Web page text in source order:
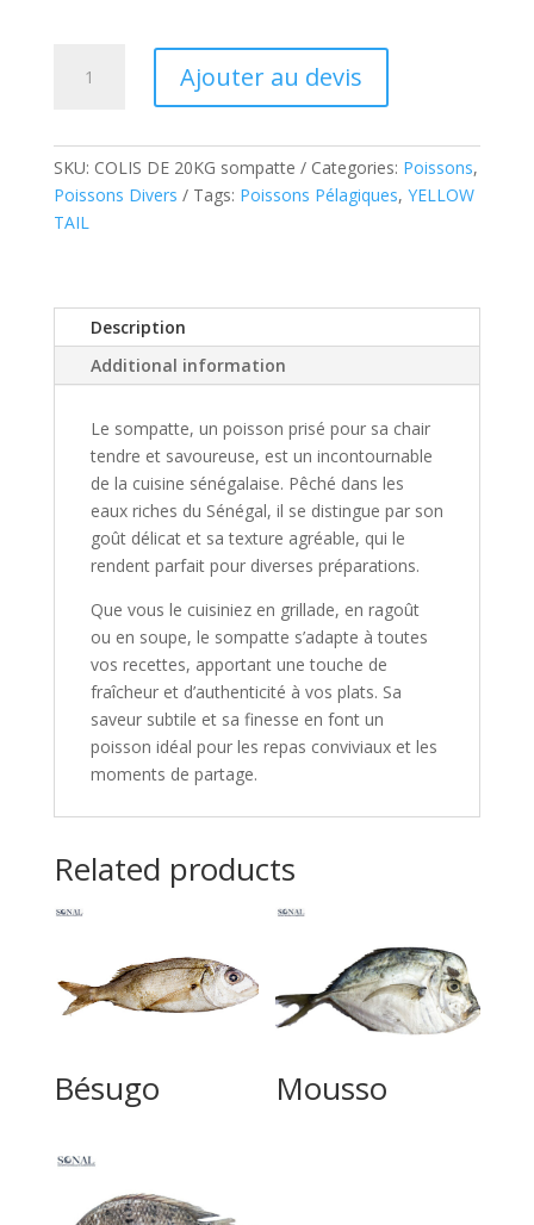
quantity
Ajouter au devis
SKU: COLIS DE 20KG sompatte Categories: Poissons,
Poissons Divers
Tags: Poissons Pélagiques, YELLOW
TAIL
Description
Additional information
Le sompatte, un poisson prisé pour sa chair
tendre et savoureuse, est un incontournable
de la cuisine sénégalaise. Pêché dans les
eaux riches du Sénégal, il se distingue par son
goût délicat et sa texture agréable, qui le
rendent parfait pour diverses préparations.
Que vous le cuisiniez en grillade, en ragoût
ou en soupe, le sompatte s’adapte à toutes
vos recettes, apportant une touche de
fraîcheur et d’authenticité à vos plats. Sa
saveur subtile et sa finesse en font un
poisson idéal pour les repas conviviaux et les
moments de partage.
Related products
Bésugo Mousso